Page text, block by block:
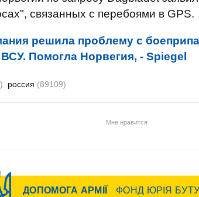
связанных с перебоями в GPS.
решила проблему с
Помогла Норвегия, - Spiegel
россия (89109)
Мне нравится